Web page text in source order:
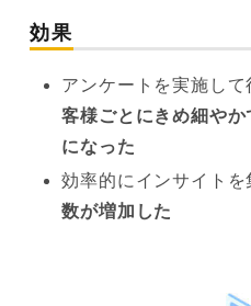
効果
アンケートを実施して
客様ごとにきめ細や
になった
効率的にインサイトを
数が増加した